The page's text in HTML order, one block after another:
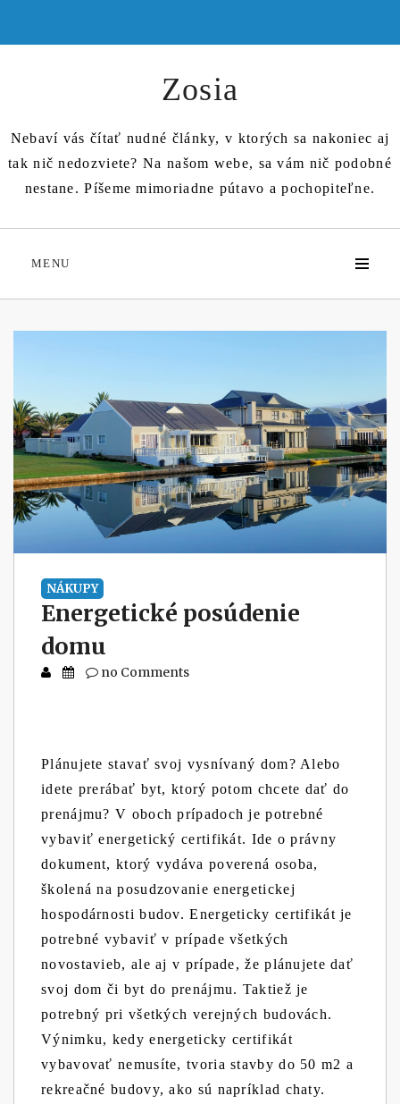
content
Zosia
Nebaví vás čítať nudné články, v ktorých sa nakoniec aj
tak nič nedozviete? Na našom webe, sa vám nič podobné
nestane. Píšeme mimoriadne pútavo a pochopiteľne.
MENU
NÁKUPY
Energetické posúdenie
domu
no Comments
Plánujete stavať svoj vysnívaný dom? Alebo
idete prerábať byt, ktorý potom chcete dať do
prenájmu? V oboch prípadoch je potrebné
vybaviť energetický certifikát. Ide o právny
dokument, ktorý vydáva poverená osoba,
školená na posudzovanie energetickej
hospodárnosti budov. Energeticky certifikát je
potrebné vybaviť v prípade všetkých
novostavieb, ale aj v prípade, že plánujete dať
svoj dom či byt do prenájmu. Taktiež je
potrebný pri všetkých verejných budovách.
Výnimku, kedy energeticky certifikát
vybavovať nemusíte, tvoria stavby do 50 m2 a
rekreačné budovy, ako sú napríklad chaty.